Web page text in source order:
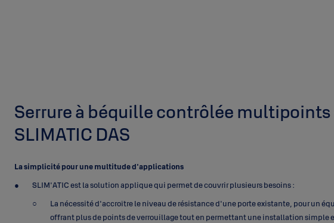
Serrure à béquille contrôlée
SLIMATIC DAS
La simplicité pour une multitude d'applications
SLIM'ATIC est la solution applique qui permet de couvrir plusieurs besoins :
La nécessité d'accroître le niveau de résistance d'une porte existante, pour un
offrant plus de points de verrouillage tout en permettant une installation simple